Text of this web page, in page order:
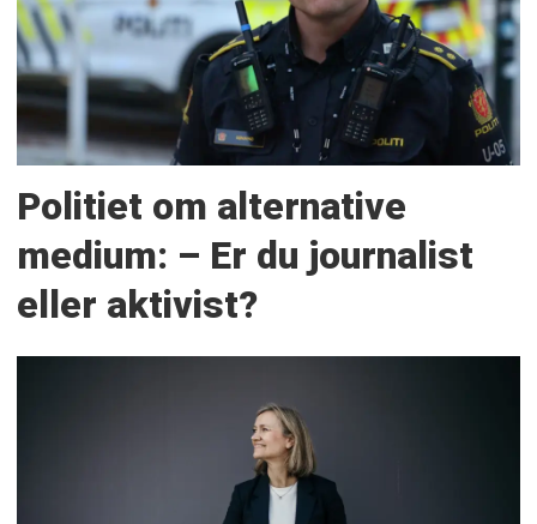
Politiet om alternative
medium: – Er du journalist
eller aktivist?